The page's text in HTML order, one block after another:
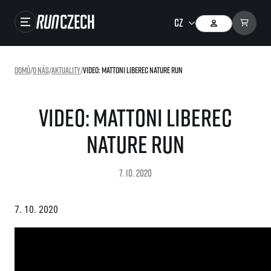
RunCzech Store
Běžecká liga
O běžecké lize
Domů/O nás/Aktuality/Video: Mattoni Liberec Nature Run
Video: Mattoni Liberec
Nature Run
7. 10. 2020
7. 10. 2020